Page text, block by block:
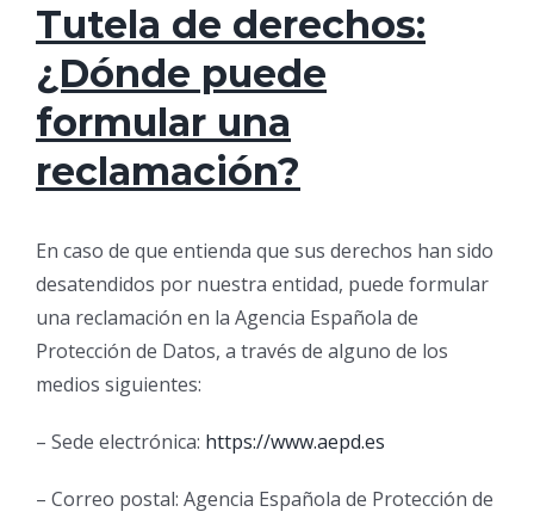
Tutela de derechos:
¿Dónde puede
formular una
reclamación?
En caso de que entienda que sus derechos han sido
desatendidos por nuestra entidad, puede formular
una reclamación en la Agencia Española de
Protección de Datos, a través de alguno de los
medios siguientes:
– Sede electrónica: https://www.aepd.es
– Correo postal: Agencia Española de Protección de